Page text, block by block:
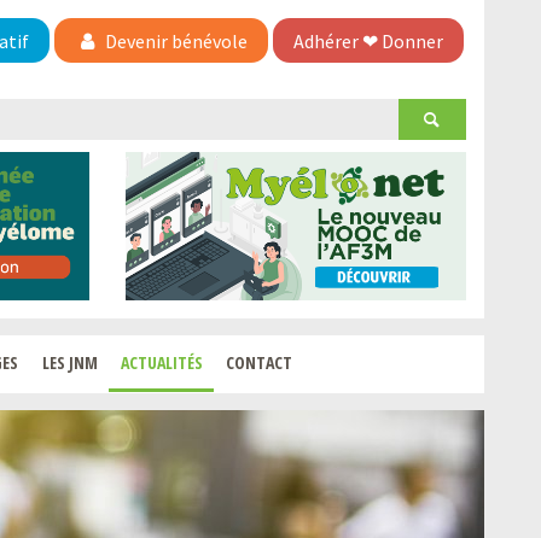
Devenir bénévole Adhérer ❤ Donner
LES JNM ACTUALITÉS CONTACT